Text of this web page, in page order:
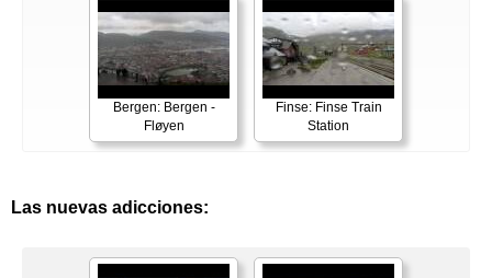
Bergen: Bergen -
Fløyen
Finse: Finse Train
Station
Las nuevas adicciones: